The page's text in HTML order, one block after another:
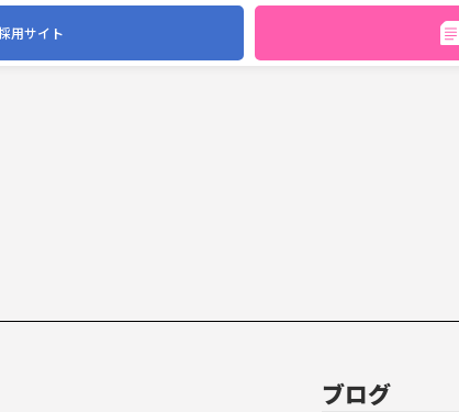
用サイト
ブログ